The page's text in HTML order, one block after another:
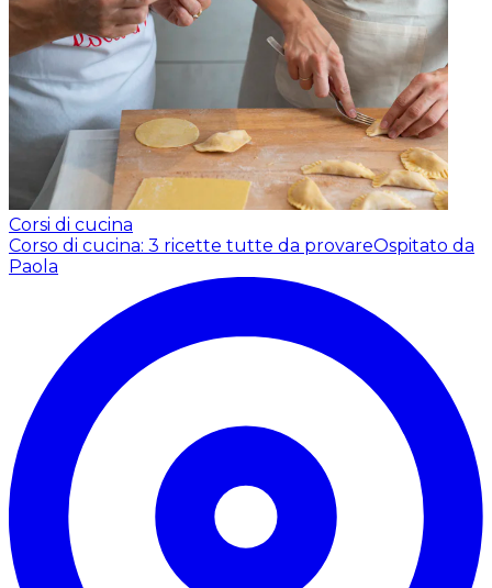
Corsi di cucina
Corso di cucina: 3 ricette tutte da provareOspitato da
Paola